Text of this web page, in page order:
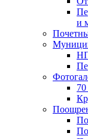
и